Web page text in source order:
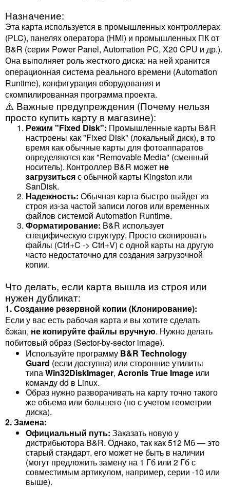
Назначение:
Эта карта используется в промышленных контроллерах
(PLC), панелях оператора (HMI) и промышленных ПК от
B&R (серии Power Panel, Automation PC, X20 CPU и др.).
Она выполняет роль жесткого диска: на ней хранится
операционная система реального времени (Automation
Runtime), конфигурация оборудования и
скомпилированная программа проекта.
⚠️ Важные предупреждения (Почему нельзя
просто купить карту в магазине):
Режим "Fixed Disk": Промышленные карты B&R
настроены как "Fixed Disk" (локальный диск), в то
время как обычные карты для фотоаппаратов
определяются как "Removable Media" (сменный
носитель). Контроллер B&R может не
загрузитьсяс обычной карты Kingston или
SanDisk.
Надежность: Обычная карта быстро выйдет из
строя из-за частой записи логов или временных
файлов системой Automation Runtime.
Форматирование: B&R использует
специфическую структуру. Просто скопировать
файлы (Ctrl+C -> Ctrl+V) с одной карты на другую
часто недостаточно для создания загрузочной
копии.
Что делать, если карта вышла из строя или
нужен дубликат:
1. Создание резервной копии (Клонирование):
Если у вас есть рабочая карта и вы хотите сделать
бэкап, не копируйте файлы вручную. Нужно делать
побитовый образ (Sector-by-sector image).
Используйте программу B&R Technology
Guard (если доступна) или сторонние утилиты
типаWin32DiskImager, Acronis True Image или
командуdd в Linux.
Образ нужно разворачивать на карту точно такого
же объема или большего (но с учетом геометрии
диска).
2. Замена:
Официальный путь: Заказать новую у
дистрибьютора B&R. Однако, так как 512 Мб — это
старый стандарт, его может не быть в наличии
(могут предложить замену на 1 Гб или 2 Гб с
совместимым артикулом, например, серии -10 или
выше).